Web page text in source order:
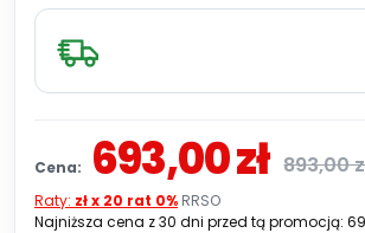
Cena: 693,00 zł 893,00
Raty: zł x 20 rat 0% RRSO
Najniższa cena z 30 dni przed tą promocją: